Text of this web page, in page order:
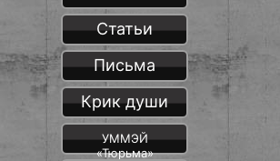
Статьи
Письма
Крик души
УММЭЙ
«Тюрьма»